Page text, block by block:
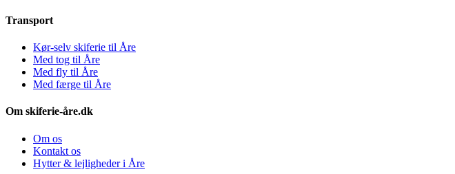
Transport
Kør-selv skiferie til Åre
Med tog til Åre
Med fly til Åre
Med færge til Åre
Om skiferie-åre.dk
Om os
Kontakt os
Hytter & lejligheder i Åre